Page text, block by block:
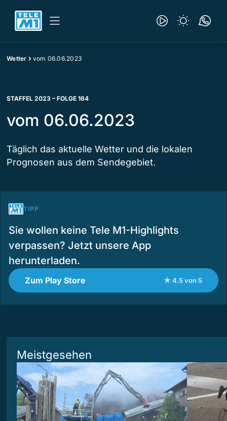
Wetter vom 06.06.2023
STAFFEL 2023 – FOLGE 164
vom 06.06.2023
Täglich das aktuelle Wetter und die lokalen
Prognosen aus dem Sendegebiet.
TIPP
Sie wollen keine Tele M1-Highlights
verpassen? Jetzt unsere App
herunterladen.
Zum Play Store ★ 4.5 von 5
Meistgesehen